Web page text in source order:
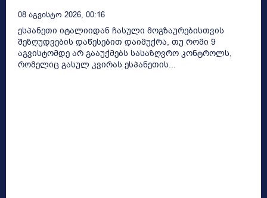
08 Აგვისტო 2026, 00:16
ესპანეთი იტალიიდან ჩასული მოგზაურებისთვის
შეზღუდვების დაწესებით დაიმუქრა, თუ რომი 9
აგვისტომდე არ გააუქმებს სასაზღვრო კონტროლს,
რომელიც გასულ კვირას ესპანეთის...